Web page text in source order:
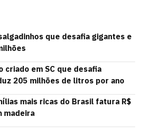
que desafia gigantes e
criado em SC que desafia
205 milhões de litros por ano
mais ricas do Brasil fatura R$
madeira